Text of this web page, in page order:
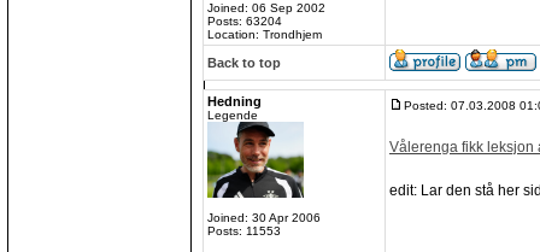
Joined: 06 Sep 2002
Posts: 63204
Location: Trondhjem
Back to top
Hedning
Legende
Joined: 30 Apr 2006
Posts: 11553
Posted: 07.03.2008
Vålerenga fikk leksjon
edit: Lar den stå her